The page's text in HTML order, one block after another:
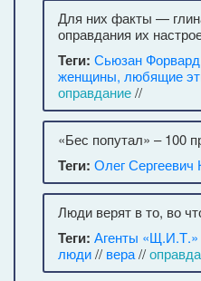
Для них факты —
оправдания их
Теги: Сьюзан Форвард
женщины, любящие
оправдание//
«Бес попутал» – 100
Теги: Олег Сергеевич
Люди верят в то, во
Теги: Агенты «Щ.И.Т.»
люди// вера//